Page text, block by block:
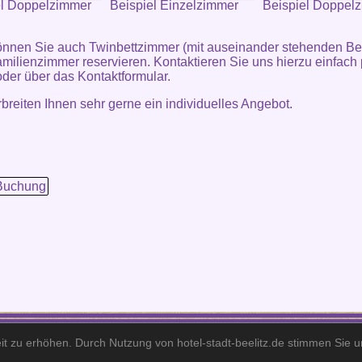
zu erhöhen. Durch Nutzung von hotel-stadt-beelitz.de stimmen Sie
Doppelzimmer Beispiel Einzelzimmer Beispiel
Sie auch Twinbettzimmer (mit auseinander stehenden
reservieren. Kontaktieren Sie uns hierzu einfach
über das Kontaktformular.
Ihnen sehr gerne ein individuelles Angebot.
Telefon: +49 (0)33204 - 4770 · Fax: +49 (0)33204 - 47711 · E-Mail: info@hotel-stadt-beelitz.de